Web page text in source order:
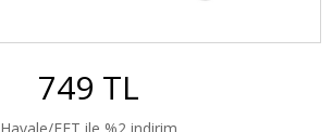
749 TL
Havale/EFT ile %2 indirim